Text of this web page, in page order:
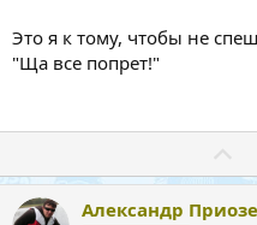
Это я к тому, чтобы не
"Ща все попрет!"
а
Александр